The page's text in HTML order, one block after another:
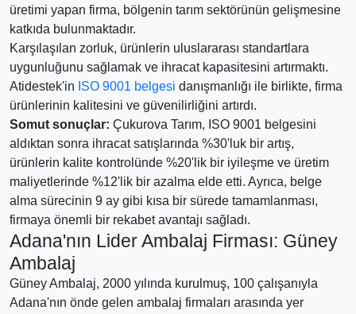
üretimi yapan firma, bölgenin tarım sektörünün gelişmesine
katkıda bulunmaktadır.
Karşılaşılan zorluk, ürünlerin uluslararası standartlara
uygunluğunu sağlamak ve ihracat kapasitesini artırmaktı.
Atidestek'in ISO 9001 belgesi danışmanlığı ile birlikte, firma
ürünlerinin kalitesini ve güvenilirliğini artırdı.
Somut sonuçlar: Çukurova Tarım, ISO 9001 belgesini
aldıktan sonra ihracat satışlarında %30'luk bir artış,
ürünlerin kalite kontrolünde %20'lik bir iyileşme ve üretim
maliyetlerinde %12'lik bir azalma elde etti. Ayrıca, belge
alma sürecinin 9 ay gibi kısa bir sürede tamamlanması,
firmaya önemli bir rekabet avantajı sağladı.
Adana'nın Lider Ambalaj Firması: Güney
Ambalaj
Güney Ambalaj, 2000 yılında kurulmuş, 100 çalışanıyla
Adana'nın önde gelen ambalaj firmaları arasında yer